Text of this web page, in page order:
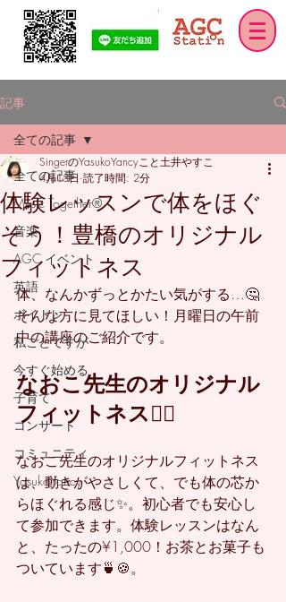
記事
全ての記事
Music Together®
音楽
AGC イベント
英語
ボイトレ
私ごとですが
今すぐ始める
子育て
コンサート
コミュニティ
YasukoYancy
全ての記事
体験レッスンで体をほぐ
そう！豊橋のオリジナル
フィットネス
SingerのYasukoYancyこと土井やすこ
4月13日 読了時間: 2分
体、なんかずっとかたい気がする…🤔
そんな方に見てほしい！月曜日の午前
中の講座のご紹介です。
なおこ先生のオリジナル
フィットネス🧘‍♂️
なおこ先生のオリジナルフィットネス
は、動きがやさしくて、でも体の芯か
らほぐれる感じ✨。初心者でも安心し
て参加できます。体験レッスンはなん
と、たったの¥1,000！お茶とお菓子も
ついています🍵🍪。